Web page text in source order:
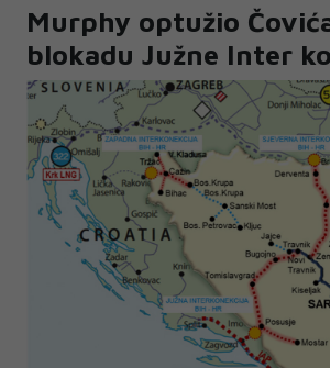
Murphy optužio
blokadu Južne Inter